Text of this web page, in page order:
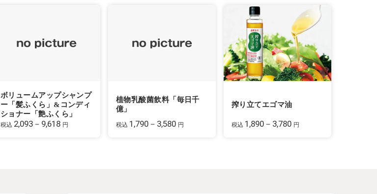
ボリュームアップシャンプ
ー「髪ふくら」&コンディ
ショナー「艶ふくら」
税込 2,093－9,618 円
植物乳酸菌飲料「毎日千
億」
税込 1,790－3,580 円
搾り立てエゴマ油
税込 1,890－3,780 円